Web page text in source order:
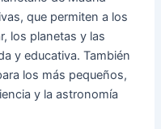
que permiten a los
los planetas y las
y educativa. También
los más pequeños,
y la astronomía